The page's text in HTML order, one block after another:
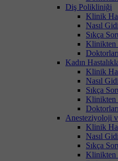
Diş Polikliniği
Klinik
Nasıl
Sıkça
Klinikten
Kadın
Klinik
Nasıl
Sıkça
Klinikten
Anesteziyoloji
Klinik
Nasıl
Sıkça
Klinikten